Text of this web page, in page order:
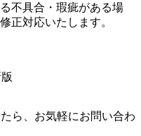
不具合・瑕疵がある場
正対応いたします。
ら、お気軽にお問い合わ